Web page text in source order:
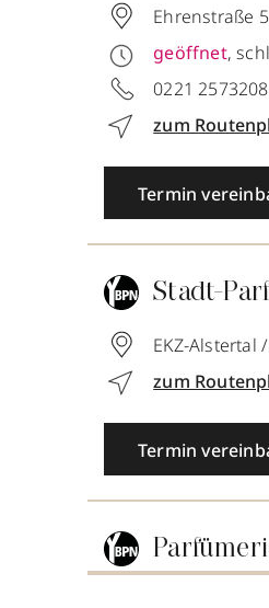
Ehrenstraße
geöffnet,
0221 2573208
zum
Termin
Stadt-
EKZ-Alstertal
zum
Termin